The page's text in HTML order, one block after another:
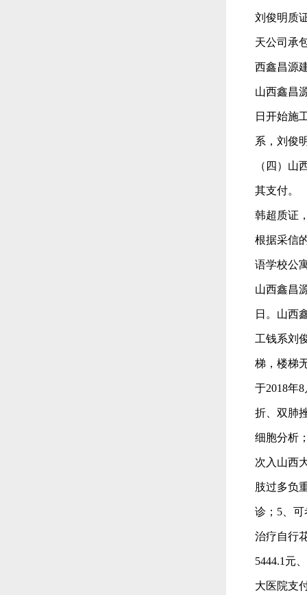
刘俊明质
天公司承
西鑫昌源
山西鑫昌
日开始施
系，刘俊
（四）山
其支付。
韩超质证
根据采信
语学校公
山西鑫昌
日。山西
工钱系刘
梯，楼梯
于2018年
折、双肺
细胞分析
次入山西
肢过多负
诊；5、
治疗自行
5444.1元
大医院支